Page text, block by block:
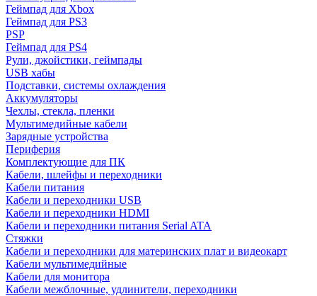
Геймпад для Xbox
Геймпад для PS3
PSP
Геймпад для PS4
Рули, джойстики, геймпады
USB хабы
Подставки, системы охлаждения
Аккумуляторы
Чехлы, стекла, пленки
Мультимедийные кабели
Зарядные устройства
Периферия
Комплектующие для ПК
Кабели, шлейфы и переходники
Кабели питания
Кабели и переходники USB
Кабели и переходники HDMI
Кабели и переходники питания Serial ATA
Стяжки
Кабели и переходники для материнских плат и видеокарт
Кабели мультимедийные
Кабели для монитора
Кабели межблочные, удлинители, переходники